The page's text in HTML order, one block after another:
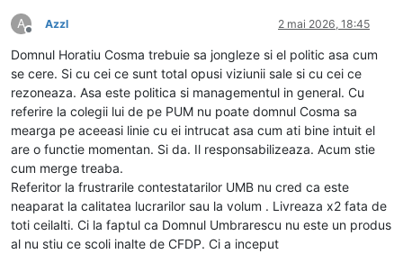
A
Deconectat
Azzl 2 mai 2026, 18:45
Domnul Horatiu Cosma trebuie sa jongleze si el politic asa cum
se cere. Si cu cei ce sunt total opusi viziunii sale si cu cei ce
rezoneaza. Asa este politica si managementul in general. Cu
referire la colegii lui de pe PUM nu poate domnul Cosma sa
mearga pe aceeasi linie cu ei intrucat asa cum ati bine intuit el
are o functie momentan. Si da. Il responsabilizeaza. Acum stie
cum merge treaba.
Referitor la frustrarile contestatarilor UMB nu cred ca este
neaparat la calitatea lucrarilor sau la volum . Livreaza x2 fata de
toti ceilalti. Ci la faptul ca Domnul Umbrarescu nu este un produs
al nu stiu ce scoli inalte de CFDP. Ci a inceput